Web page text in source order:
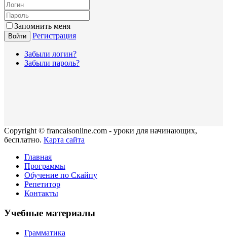
Запомнить меня
Войти Регистрация
Забыли логин?
Забыли пароль?
Copyright © francaisonline.com - уроки для начинающих,
бесплатно. Карта сайта
Главная
Программы
Обучение по Скайпу
Репетитор
Контакты
Учебные материалы
Грамматика